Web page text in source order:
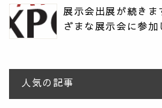
展示会出展が続き
ざまな展示会に参加
人気の記事